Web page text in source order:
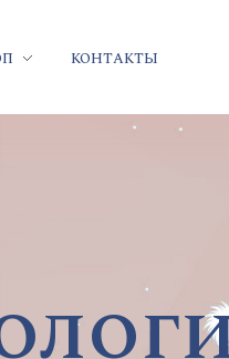
КОНТАКТЫ